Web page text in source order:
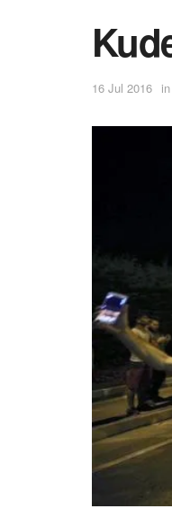
16 Jul 2016 in